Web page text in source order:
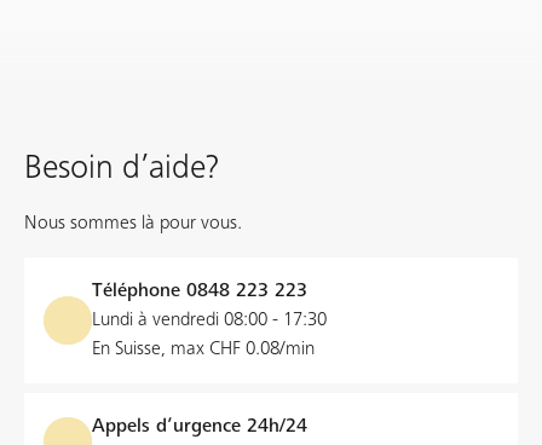
Besoin d’aide?
Nous sommes là pour vous.
Téléphone 0848 223 223
Lundi à vendredi 08:00 - 17:30
En Suisse, max CHF 0.08/min
Appels d’urgence 24h/24